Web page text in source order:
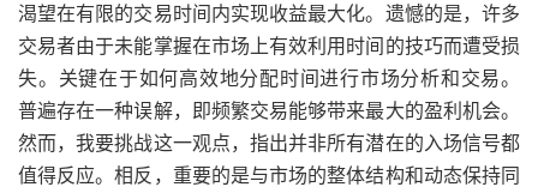
渴望在有限的交易时间内实现收益最大化。遗憾的是，许多
交易者由于未能掌握在市场上有效利用时间的技巧而遭受损
失。关键在于如何高效地分配时间进行市场分析和交易。
普遍存在一种误解，即频繁交易能够带来最大的盈利机会。
然而，我要挑战这一观点，指出并非所有潜在的入场信号都
值得反应。相反，重要的是与市场的整体结构和动态保持同